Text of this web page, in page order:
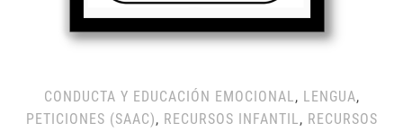
CONDUCTA Y EDUCACIÓN EMOCIONAL, LENGUA,
PETICIONES (SAAC), RECURSOS INFANTIL, RECURSOS